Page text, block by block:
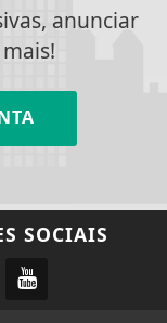
anunciar
SOCIAIS